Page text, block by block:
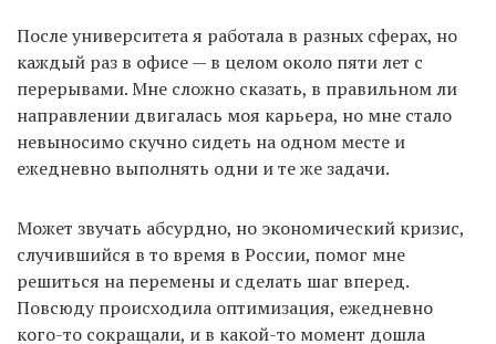
После университета я работала в разных сферах, но
каждый раз в офисе — в целом около пяти лет с
перерывами. Мне сложно сказать, в правильном ли
направлении двигалась моя карьера, но мне стало
невыносимо скучно сидеть на одном месте и
ежедневно выполнять одни и те же задачи.
Может звучать абсурдно, но экономический кризис,
случившийся в то время в России, помог мне
решиться на перемены и сделать шаг вперед.
Повсюду происходила оптимизация, ежедневно
кого-то сокращали, и в какой-то момент дошла